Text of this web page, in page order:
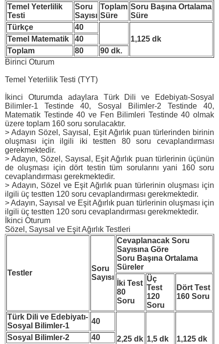
Temel Yeterlilik
Testi
Soru
Sayısı
Toplam
Süre
Soru Başına Ortalama
Süre
Türkçe
40
1,125 dk
Temel Matematik
40
Toplam
80
90 dk.
Birinci Oturum
Temel Yeterlilik Testi (TYT)
İkinci Oturumda adaylara Türk Dili ve Edebiyatı-Sosyal
Bilimler-1 Testinde 40, Sosyal Bilimler-2 Testinde 40,
Matematik Testinde 40 ve Fen Bilimleri Testinde 40 olmak
üzere toplam 160 soru sorulacaktır.
> Adayın Sözel, Sayısal, Eşit Ağırlık puan türlerinden birinin
oluşması için ilgili iki testten 80 soru cevaplandırması
gerekmektedir.
> Adayın, Sözel, Sayısal, Eşit Ağırlık puan türlerinin üçünün
de oluşması için dört testin tüm sorularını yani 160 soru
cevaplandırması gerekmektedir.
> Adayın, Sözel ve Eşit Ağırlık puan türlerinin oluşması için
ilgili üç testten 120 soru cevaplandırması gerekmektedir.
> Adayın, Sayısal ve Eşit Ağırlık puan türlerinin oluşması için
ilgili üç testten 120 soru cevaplandırması gerekmektedir.
İkinci Oturum
Sözel, Sayısal ve Eşit Ağırlık Testleri
Testler
Soru
Sayısı
Cevaplanacak Soru
Sayısına Göre
Soru Başına Ortalama
Süreler
İki Test
80
Soru
Üç
Test
120
Soru
Dört Test
160 Soru
Türk Dili ve Edebiyatı-
Sosyal Bilimler-1
40
2,25 dk 1,5 dk 1,125 dk
Sosyal Bilimler-2
40